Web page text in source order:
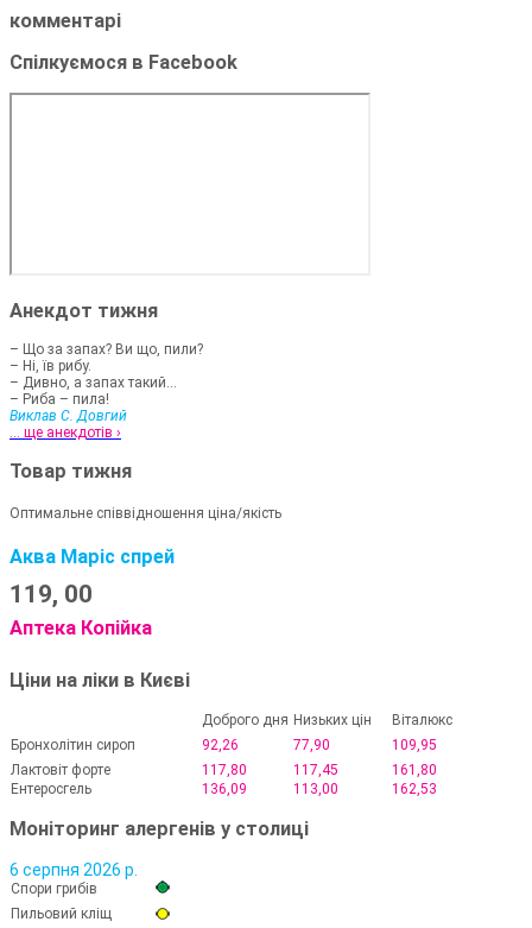
комментарі
Спілкуємося в Facebook
Анекдот тижня
– Що за запах? Ви що, пили?
– Ні, їв рибу.
– Дивно, а запах такий...
– Риба – пила!
Виклав С. Довгий
... ще анекдотів ›
Товар тижня
Оптимальне співвідношення ціна/якість
Аква Маріс спрей
119, 00
Аптека Копійка
Ціни на ліки в Києві
Доброго дня Низьких цін
Віталюкс
Бронхолітин сироп
92,26 77,90
109,95
Лактовіт форте
117,80 117,45
161,80
Ентеросгель
136,09 113,00 162,53
Моніторинг алергенів у столиці
6 серпня 2026 р.
Спори грибів
Пильовий кліщ